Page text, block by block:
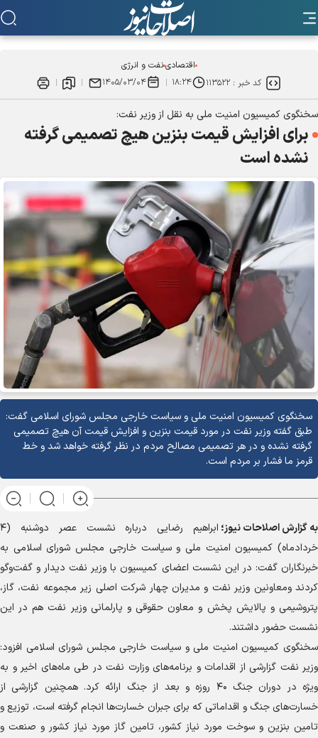
اقتصادینفت و انرژی
کد خبر : ۱۱۳۵۲۲ ۱۸:۲۴ ۱۴۰۵/۰۳/۰۴
سخنگوی کمیسیون امنیت ملی به نقل از وزیر نفت:
برای افزایش قیمت بنزین هیچ تصمیمی گرفته
نشده است
سخنگوی کمیسیون امنیت ملی و سیاست خارجی مجلس شورای اسلامی گفت:
طبق گفته وزیر نفت در مورد قیمت بنزین و افزایش قیمت آن هیچ تصمیمی
گرفته نشده و در هر تصمیمی مصالح مردم در نظر گرفته خواهد شد و خط
قرمز ما فشار بر مردم است.
به گزارشاصلاحات نیوز؛
ابراهیم رضایی درباره نشست عصر دوشنبه (۴
خردادماه) کمیسیون امنیت ملی و سیاست خارجی مجلس شورای اسلامی به
خبرنگاران گفت: در این نشست اعضای کمیسیون با وزیر نفت دیدار و گفت‌و‌گو
کردند ومعاونین وزیر نفت و مدیران چهار شرکت اصلی زیر مجموعه نفت، گاز،
پتروشیمی و پالایش پخش و معاون حقوقی و پارلمانی وزیر نفت هم در این
نشست حضور داشتند.
سخنگوی کمیسیون امنیت ملی و سیاست خارجی مجلس شورای اسلامی افزود:
وزیر نفت گزارشی از اقدامات و برنامه‌های وزارت نفت در طی ماه‌های اخیر و به
ویژه در دوران جنگ ۴۰ روزه و بعد از جنگ ارائه کرد. همچنین گزارشی از
خسارت‌های جنگ و اقداماتی که برای جبران خسارت‌ها انجام گرفته است، توزیع و
تامین بنزین و سوخت مورد نیاز کشور، تامین گاز مورد نیاز کشور و صنعت و